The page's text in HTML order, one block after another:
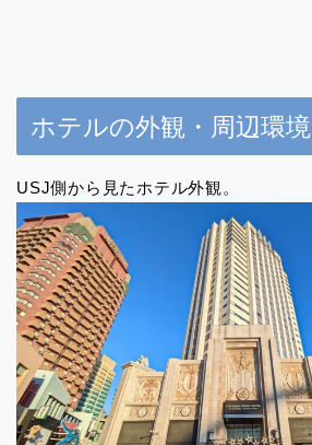
ホテルの外観・周辺環境
USJ側から見たホテル外観。